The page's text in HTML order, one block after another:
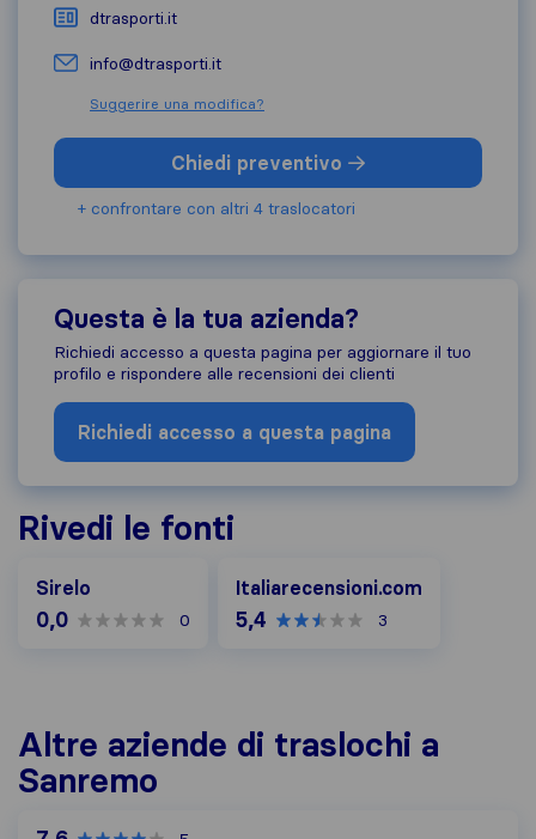
dtrasporti.it
info@dtrasporti.it
Suggerire una modifica?
Chiedi preventivo
+ confrontare con altri 4 traslocatori
Questa è la tua azienda?
Richiedi accesso a questa pagina per aggiornare il tuo
profilo e rispondere alle recensioni dei clienti
Richiedi accesso a questa pagina
Rivedi le fonti
Sirelo
0,0 0
Italiarecensioni.com
5,4 3
Altre aziende di traslochi a
Sanremo